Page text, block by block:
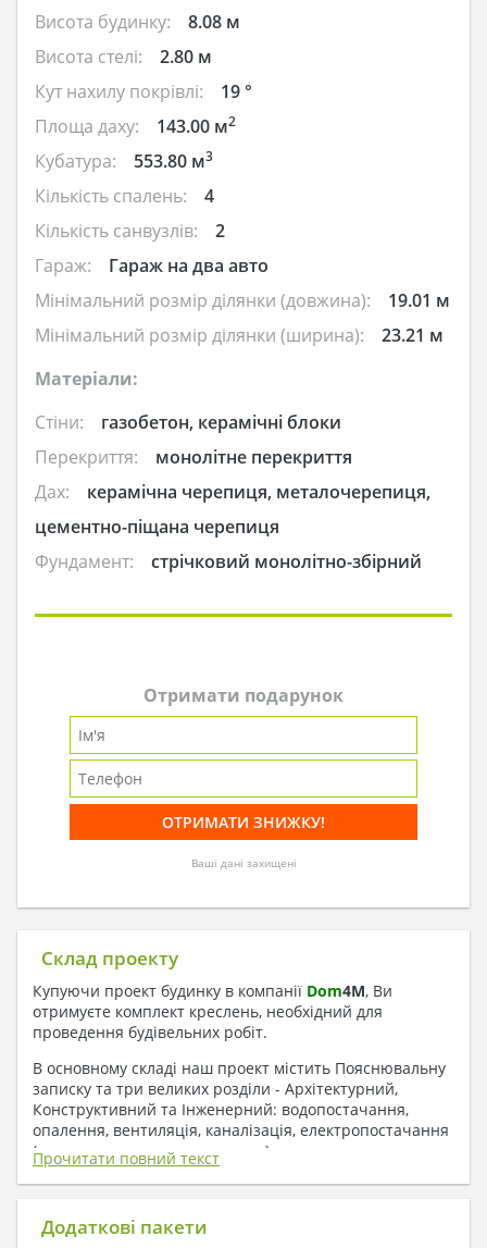
Висота будинку:
8.08 м
Висота стелі:
2.80 м
Кут нахилу покрівлі:
19 °
Площа даху:
143.00 м2
Кубатура: 553.80 м3
Кількість спалень:
4
Кількість санвузлів:
2
Гараж:
Гараж на два авто
Мінімальний розмір ділянки (довжина):
19.01 м
Мінімальний розмір ділянки (ширина):
23.21 м
Матеріали:
Стіни:
газобетон, керамічні блоки
Перекриття:
монолітне перекриття
Дах:
керамічна черепиця, металочерепиця,
цементно-піщана черепиця
Фундамент:
стрічковий монолітно-збірний
Отримати подарунок
Ваші дані захищені
Склад проекту
Купуючи проект будинку в компанії Dom4M, Ви
отримуєте комплект креслень, необхідний для
проведення будівельних робіт.
В основному складі наш проект містить Пояснювальну
записку та три великих розділи - Архітектурний,
Конструктивний та Інженерний: водопостачання,
опалення, вентиляція, каналізація, електропостачання
( купується за додаткову плату ).
1. До складу Архітектурного розділу
входять:
Прочитати повний текст
Додаткові пакети